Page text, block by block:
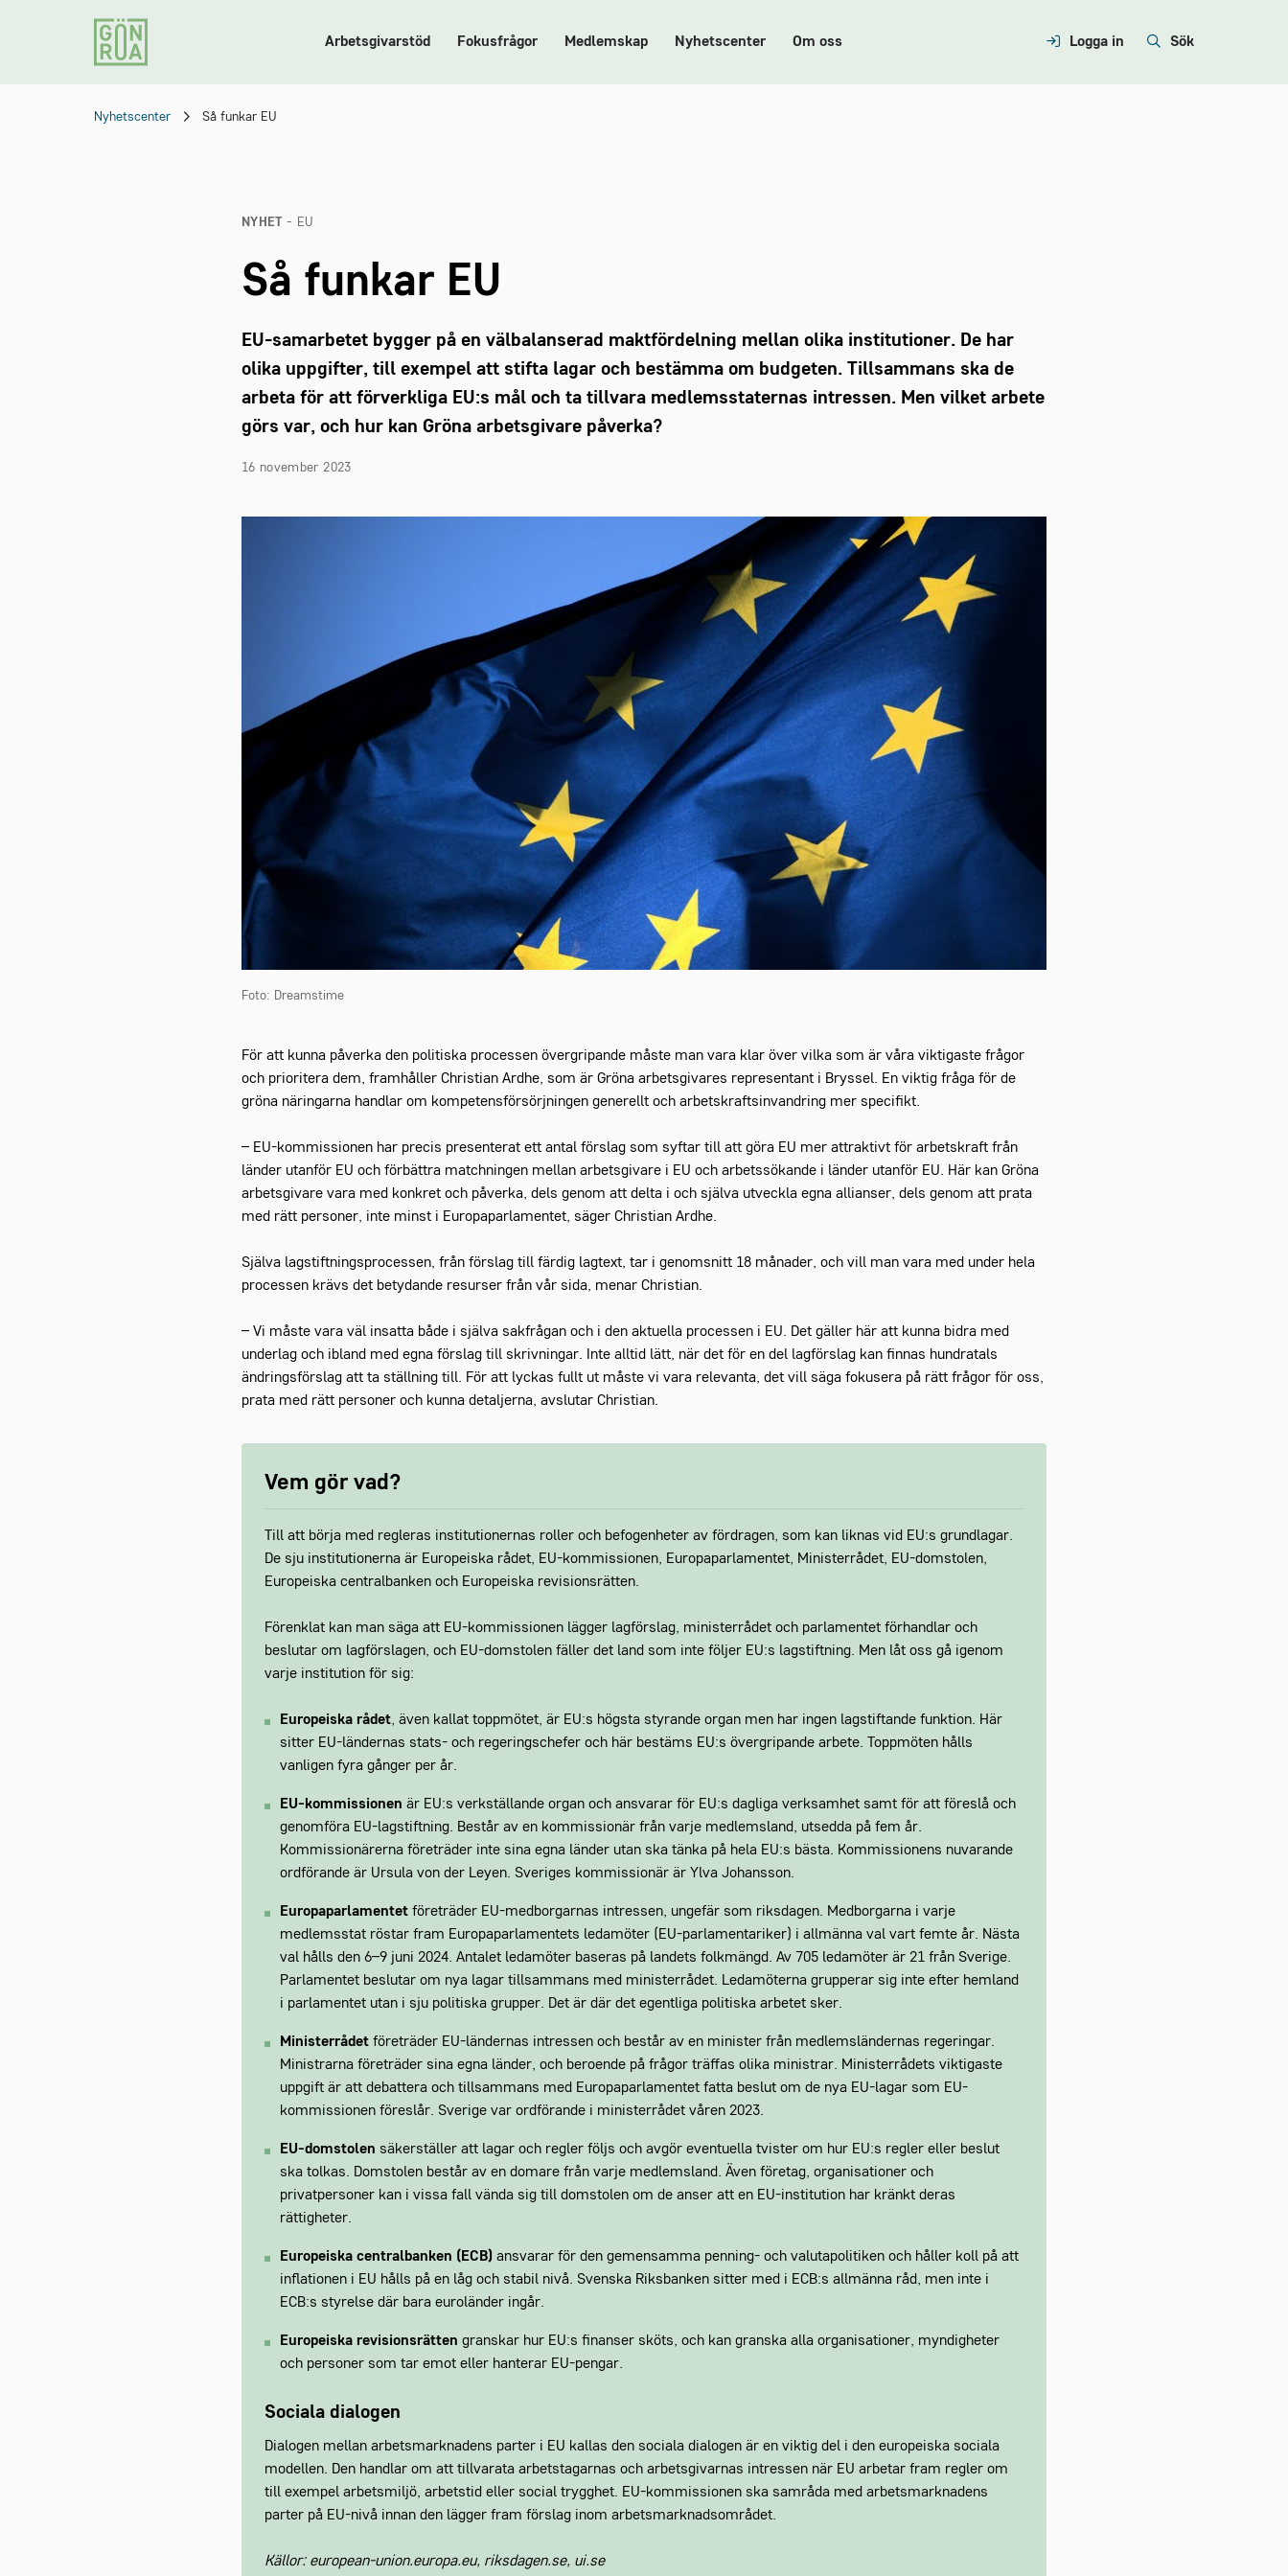
Arbetsgivarstöd Fokusfrågor Medlemskap Nyhetscenter Om oss Logga in Sök
Nyhetscenter Så funkar EU
NYHET - EU
Så funkar EU
EU-samarbetet bygger på en välbalanserad maktfördelning mellan olika institutioner. De har
olika uppgifter, till exempel att stifta lagar och bestämma om budgeten. Tillsammans ska de
arbeta för att förverkliga EU:s mål och ta tillvara medlemsstaternas intressen. Men vilket arbete
görs var, och hur kan Gröna arbetsgivare påverka?
16 november 2023
Foto: Dreamstime
För att kunna påverka den politiska processen övergripande måste man vara klar över vilka som är våra viktigaste frågor
och prioritera dem, framhåller Christian Ardhe, som är Gröna arbetsgivares representant i Bryssel. En viktig fråga för de
gröna näringarna handlar om kompetensförsörjningen generellt och arbetskraftsinvandring mer specifikt.
– EU-kommissionen har precis presenterat ett antal förslag som syftar till att göra EU mer attraktivt för arbetskraft från
länder utanför EU och förbättra matchningen mellan arbetsgivare i EU och arbetssökande i länder utanför EU. Här kan Gröna
arbetsgivare vara med konkret och påverka, dels genom att delta i och själva utveckla egna allianser, dels genom att prata
med rätt personer, inte minst i Europaparlamentet, säger Christian Ardhe.
Själva lagstiftningsprocessen, från förslag till färdig lagtext, tar i genomsnitt 18 månader, och vill man vara med under hela
processen krävs det betydande resurser från vår sida, menar Christian.
– Vi måste vara väl insatta både i själva sakfrågan och i den aktuella processen i EU. Det gäller här att kunna bidra med
underlag och ibland med egna förslag till skrivningar. Inte alltid lätt, när det för en del lagförslag kan finnas hundratals
ändringsförslag att ta ställning till. För att lyckas fullt ut måste vi vara relevanta, det vill säga fokusera på rätt frågor för oss,
prata med rätt personer och kunna detaljerna, avslutar Christian.
Vem gör vad?
Till att börja med regleras institutionernas roller och befogenheter av fördragen, som kan liknas vid EU:s grundlagar.
De sju institutionerna är Europeiska rådet, EU-kommissionen, Europaparlamentet, Ministerrådet, EU-domstolen,
Europeiska centralbanken och Europeiska revisionsrätten.
Förenklat kan man säga att EU-kommissionen lägger lagförslag, ministerrådet och parlamentet förhandlar och
beslutar om lagförslagen, och EU-domstolen fäller det land som inte följer EU:s lagstiftning. Men låt oss gå igenom
varje institution för sig:
Europeiska rådet, även kallat toppmötet, är EU:s högsta styrande organ men har ingen lagstiftande funktion. Här
sitter EU-ländernas stats- och regeringschefer och här bestäms EU:s övergripande arbete. Toppmöten hålls
vanligen fyra gånger per år.
EU-kommissionen är EU:s verkställande organ och ansvarar för EU:s dagliga verksamhet samt för att föreslå och
genomföra EU-lagstiftning. Består av en kommissionär från varje medlemsland, utsedda på fem år.
Kommissionärerna företräder inte sina egna länder utan ska tänka på hela EU:s bästa. Kommissionens nuvarande
ordförande är Ursula von der Leyen. Sveriges kommissionär är Ylva Johansson.
Europaparlamentet företräder EU-medborgarnas intressen, ungefär som riksdagen. Medborgarna i varje
medlemsstat röstar fram Europaparlamentets ledamöter (EU-parlamentariker) i allmänna val vart femte år. Nästa
val hålls den 6–9 juni 2024. Antalet ledamöter baseras på landets folkmängd. Av 705 ledamöter är 21 från Sverige.
Parlamentet beslutar om nya lagar tillsammans med ministerrådet. Ledamöterna grupperar sig inte efter hemland
i parlamentet utan i sju politiska grupper. Det är där det egentliga politiska arbetet sker.
Ministerrådet företräder EU-ländernas intressen och består av en minister från medlemsländernas regeringar.
Ministrarna företräder sina egna länder, och beroende på frågor träffas olika ministrar. Ministerrådets viktigaste
uppgift är att debattera och tillsammans med Europaparlamentet fatta beslut om de nya EU-lagar som EU-
kommissionen föreslår. Sverige var ordförande i ministerrådet våren 2023.
EU-domstolen säkerställer att lagar och regler följs och avgör eventuella tvister om hur EU:s regler eller beslut
ska tolkas. Domstolen består av en domare från varje medlemsland. Även företag, organisationer och
privatpersoner kan i vissa fall vända sig till domstolen om de anser att en EU-institution har kränkt deras
rättigheter.
Europeiska centralbanken (ECB) ansvarar för den gemensamma penning- och valutapolitiken och håller koll på att
inflationen i EU hålls på en låg och stabil nivå. Svenska Riksbanken sitter med i ECB:s allmänna råd, men inte i
ECB:s styrelse där bara euroländer ingår.
Europeiska revisionsrätten granskar hur EU:s finanser sköts, och kan granska alla organisationer, myndigheter
och personer som tar emot eller hanterar EU-pengar.
Sociala dialogen
Dialogen mellan arbetsmarknadens parter i EU kallas den sociala dialogen är en viktig del i den europeiska sociala
modellen. Den handlar om att tillvarata arbetstagarnas och arbetsgivarnas intressen när EU arbetar fram regler om
till exempel arbetsmiljö, arbetstid eller social trygghet. EU-kommissionen ska samråda med arbetsmarknadens
parter på EU-nivå innan den lägger fram förslag inom arbetsmarknadsområdet.
Källor: european-union.europa.eu, riksdagen.se, ui.se